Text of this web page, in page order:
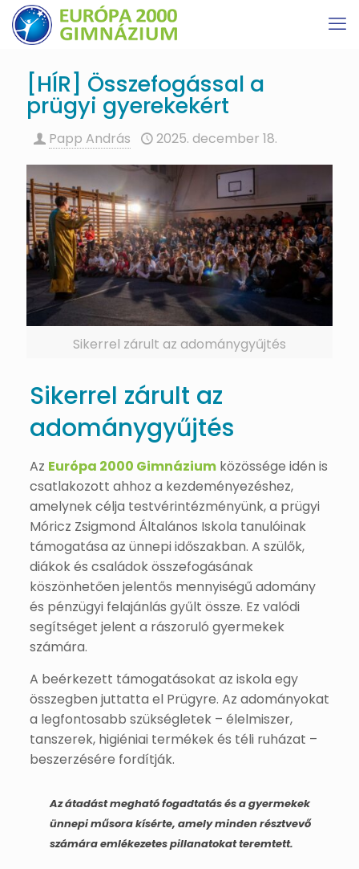
[HÍR] Összefogással a
prügyi gyerekekért
Papp András 2025. december 18.
Sikerrel zárult az adománygyűjtés
Sikerrel zárult az
adománygyűjtés
Az Európa 2000 Gimnáziumközössége idén is
csatlakozott ahhoz a kezdeményezéshez,
amelynek célja testvérintézményünk, a prügyi
Móricz Zsigmond Általános Iskola tanulóinak
támogatása az ünnepi időszakban. A szülők,
diákok és családok összefogásának
köszönhetően jelentős mennyiségű adomány
és pénzügyi felajánlás gyűlt össze. Ez valódi
segítséget jelent a rászoruló gyermekek
számára.
A beérkezett támogatásokat az iskola egy
összegben juttatta el Prügyre. Az adományokat
a legfontosabb szükségletek – élelmiszer,
tanszerek, higiéniai termékek és téli ruházat –
beszerzésére fordítják.
Az átadást megható fogadtatás és a gyermekek
ünnepi műsora kísérte, amely minden résztvevő
számára emlékezetes pillanatokat teremtett.